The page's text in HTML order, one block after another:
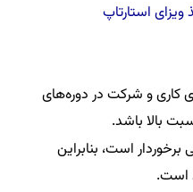
استارتاپ
کاری و شرکت در دوره‌های
بالا باشد.
برخوردار است، بنابراین
است.